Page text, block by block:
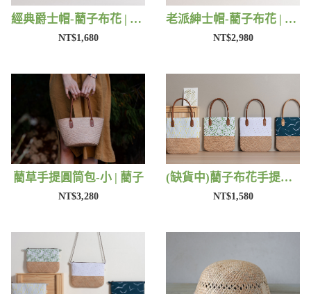
經典爵士帽-藺子布花 | 藺子
NT$1,680
老派紳士帽-藺子布花 | 藺子
NT$2,980
藺草手提圓筒包-小 | 藺子
NT$3,280
(缺貨中)藺子布花手提包 | 藺子
NT$1,580